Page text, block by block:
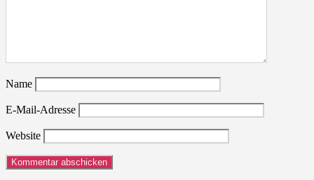
Name
E-Mail-Adresse
Website